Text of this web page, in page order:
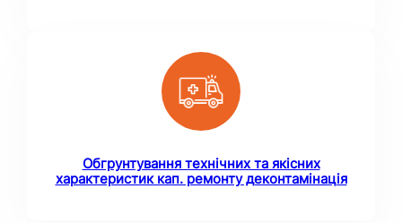
Обгрунтування технічних та якісних
характеристик кап. ремонту деконтамінація